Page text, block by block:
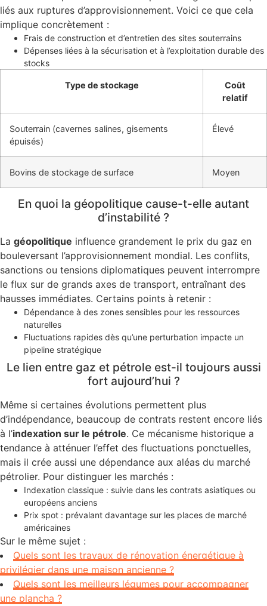
liés aux ruptures d’approvisionnement. Voici ce que cela
implique concrètement :
Frais de construction et d’entretien des sites souterrains
Dépenses liées à la sécurisation et à l’exploitation durable des
stocks
Type de stockage
Coût
relatif
Souterrain (cavernes salines, gisements
épuisés)
Élevé
Bovins de stockage de surface Moyen
En quoi la géopolitique cause-t-elle autant
d’instabilité ?
La géopolitique influence grandement le prix du gaz en
bouleversant l’approvisionnement mondial. Les conflits,
sanctions ou tensions diplomatiques peuvent interrompre
le flux sur de grands axes de transport, entraînant des
hausses immédiates. Certains points à retenir :
Dépendance à des zones sensibles pour les ressources
naturelles
Fluctuations rapides dès qu’une perturbation impacte un
pipeline stratégique
Le lien entre gaz et pétrole est-il toujours aussi
fort aujourd’hui ?
Même si certaines évolutions permettent plus
d’indépendance, beaucoup de contrats restent encore liés
à l’indexation sur le pétrole. Ce mécanisme historique a
tendance à atténuer l’effet des fluctuations ponctuelles,
mais il crée aussi une dépendance aux aléas du marché
pétrolier. Pour distinguer les marchés :
Indexation classique : suivie dans les contrats asiatiques ou
européens anciens
Prix spot : prévalant davantage sur les places de marché
américaines
Sur le même sujet :
Quels sont les travaux de rénovation énergétique à
privilégier dans une maison ancienne ?
Quels sont les meilleurs légumes pour accompagner
une plancha ?